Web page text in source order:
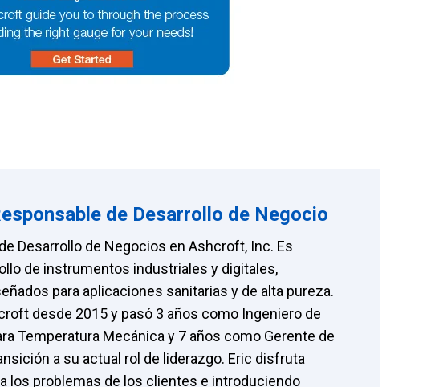
de Desarrollo de Negocio
Desarrollo de Negocios en Ashcroft, Inc. Es
de instrumentos industriales y digitales,
para aplicaciones sanitarias y de alta pureza.
desde 2015 y pasó 3 años como Ingeniero de
Temperatura Mecánica y 7 años como Gerente de
a su actual rol de liderazgo. Eric disfruta
los problemas de los clientes e introduciendo